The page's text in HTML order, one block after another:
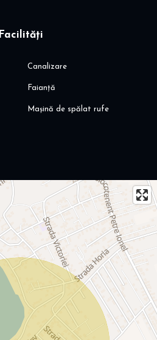
Facilități
Canalizare
Faianță
Mașină de spălat rufe